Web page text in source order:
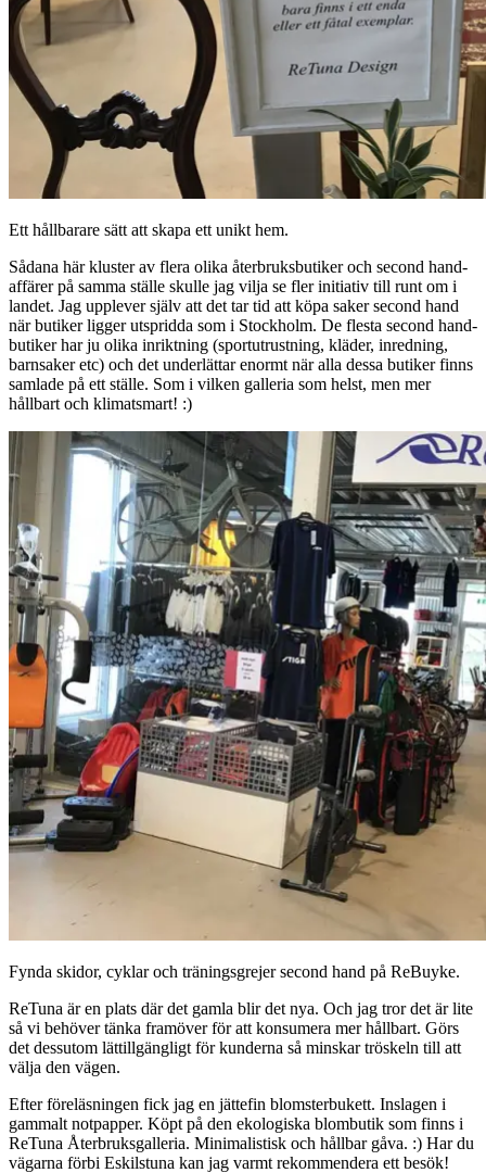
Ett hållbarare sätt att skapa ett unikt hem.
Sådana här kluster av flera olika återbruksbutiker och second hand-
affärer på samma ställe skulle jag vilja se fler initiativ till runt om i
landet. Jag upplever själv att det tar tid att köpa saker second hand
när butiker ligger utspridda som i Stockholm. De flesta second hand-
butiker har ju olika inriktning (sportutrustning, kläder, inredning,
barnsaker etc) och det underlättar enormt när alla dessa butiker finns
samlade på ett ställe. Som i vilken galleria som helst, men mer
hållbart och klimatsmart! :)
Fynda skidor, cyklar och träningsgrejer second hand på ReBuyke.
ReTuna är en plats där det gamla blir det nya. Och jag tror det är lite
så vi behöver tänka framöver för att konsumera mer hållbart. Görs
det dessutom lättillgängligt för kunderna så minskar tröskeln till att
välja den vägen.
Efter föreläsningen fick jag en jättefin blomsterbukett. Inslagen i
gammalt notpapper. Köpt på den ekologiska blombutik som finns i
ReTuna Återbruksgalleria. Minimalistisk och hållbar gåva. :) Har du
vägarna förbi Eskilstuna kan jag varmt rekommendera ett besök!